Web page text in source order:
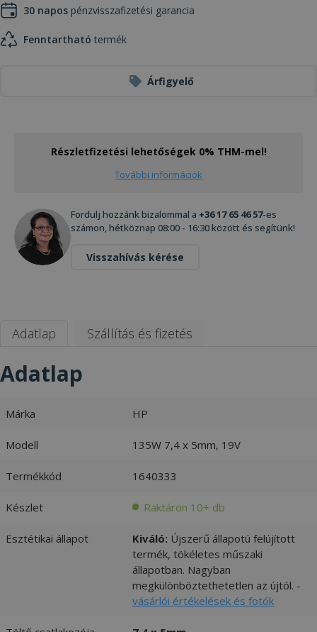
30 napos pénzvisszafizetési garancia
Fenntartható termék
Árfigyelő
Részletfizetési lehetőségek 0% THM-mel!
További információk
Fordulj hozzánk bizalommal a +36 17 65 46 57-es
számon, hétköznap 08:00 - 16:30 között és segítünk!
Visszahívás kérése
Adatlap Szállítás és fizetés
Adatlap
Márka HP
Modell 135W 7,4 x 5mm, 19V
Termékkód 1640333
Készlet Raktáron 10+ db
Esztétikai állapot Kiváló: Újszerű állapotú felújított
termék, tökéletes műszaki
állapotban. Nagyban
megkülönböztethetetlen az újtól. -
vásárlói értékelések és fotók